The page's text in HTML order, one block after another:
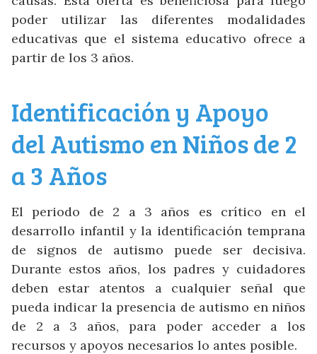
poder utilizar las diferentes modalidades
educativas que el sistema educativo ofrece a
partir de los 3 años.
Identificación y Apoyo
del Autismo en Niños de 2
a 3 Años
El periodo de 2 a 3 años es crítico en el
desarrollo infantil y la identificación temprana
de signos de autismo puede ser decisiva.
Durante estos años, los padres y cuidadores
deben estar atentos a cualquier señal que
pueda indicar la presencia de autismo en niños
de 2 a 3 años, para poder acceder a los
recursos y apoyos necesarios lo antes posible.